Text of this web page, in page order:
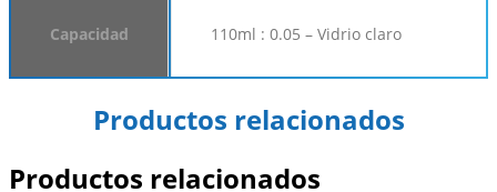
Capacidad 110ml : 0.05 – Vidrio claro
Productos relacionados
Productos relacionados